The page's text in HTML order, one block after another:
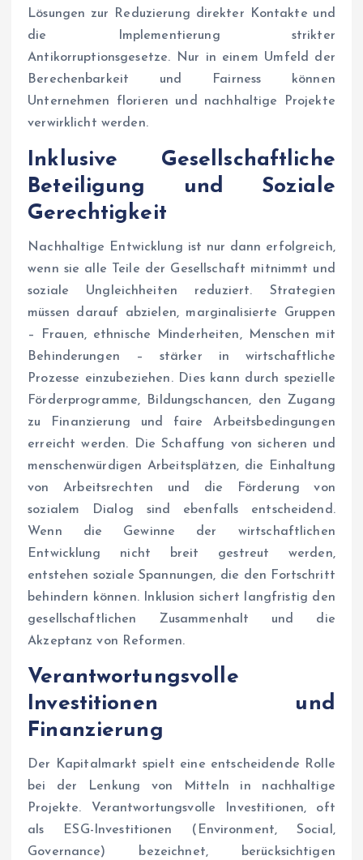
Lösungen zur Reduzierung direkter Kontakte und
die Implementierung strikter
Antikorruptionsgesetze. Nur in einem Umfeld der
Berechenbarkeit und Fairness können
Unternehmen florieren und nachhaltige Projekte
verwirklicht werden.
Inklusive Gesellschaftliche
Beteiligung und Soziale
Gerechtigkeit
Nachhaltige Entwicklung ist nur dann erfolgreich,
wenn sie alle Teile der Gesellschaft mitnimmt und
soziale Ungleichheiten reduziert. Strategien
müssen darauf abzielen, marginalisierte Gruppen
– Frauen, ethnische Minderheiten, Menschen mit
Behinderungen – stärker in wirtschaftliche
Prozesse einzubeziehen. Dies kann durch spezielle
Förderprogramme, Bildungschancen, den Zugang
zu Finanzierung und faire Arbeitsbedingungen
erreicht werden. Die Schaffung von sicheren und
menschenwürdigen Arbeitsplätzen, die Einhaltung
von Arbeitsrechten und die Förderung von
sozialem Dialog sind ebenfalls entscheidend.
Wenn die Gewinne der wirtschaftlichen
Entwicklung nicht breit gestreut werden,
entstehen soziale Spannungen, die den Fortschritt
behindern können. Inklusion sichert langfristig den
gesellschaftlichen Zusammenhalt und die
Akzeptanz von Reformen.
Verantwortungsvolle
Investitionen und
Finanzierung
Der Kapitalmarkt spielt eine entscheidende Rolle
bei der Lenkung von Mitteln in nachhaltige
Projekte. Verantwortungsvolle Investitionen, oft
als ESG-Investitionen (Environment, Social,
Governance) bezeichnet, berücksichtigen